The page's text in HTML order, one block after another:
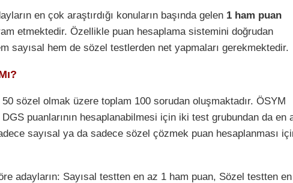
en çok araştırdığı konuların başında gelen 1 ham puan
etmektedir. Özellikle puan hesaplama sistemini doğrudan
sayısal hem de sözel testlerden net yapmaları gerekmektedir.
50 sözel olmak üzere toplam 100 sorudan oluşmaktadır. ÖSYM
puanlarının hesaplanabilmesi için iki test grubundan da en
sayısal ya da sadece sözel çözmek puan hesaplanması
adayların: Sayısal testten en az 1 ham puan, Sözel testten